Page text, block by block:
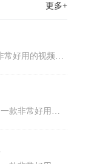
更多+
有看头app是一款非常好用的视频监控软件，可以连接监控设备来一起使用，增加云端报警功能，给用户带来智能守护的体验，通过网络来进行连接，成功连接之后用户就可以在手机上面观看监控画面，能够同时连接多个监控器，随时更换不同监控器的画面来查看，使用起来很方便。
有看头监控应用是一款非常好用的监控软件，用户可以连接监控设备来一起使用，通过手机上面的网络来连接起来，用户登陆手机上面的账号就可以点击设备来查看每个监控的画面和场景了，还能够按照日期和时间来搜索出录像进行播放和观看，录像能下载到自己的手机上，非常方便。